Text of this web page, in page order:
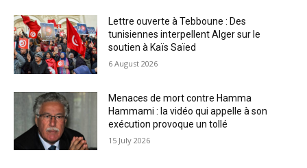
Lettre ouverte à Tebboune : Des
tunisiennes interpellent Alger sur le
soutien à Kaïs Saïed
6 August 2026
Menaces de mort contre Hamma
Hammami : la vidéo qui appelle à son
exécution provoque un tollé
15 July 2026